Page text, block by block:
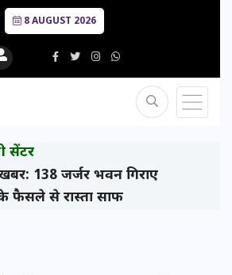
8 AUGUST 2026
सेंटर
138 जर्जर भवन गिराए
के फैसले से रास्ता साफ